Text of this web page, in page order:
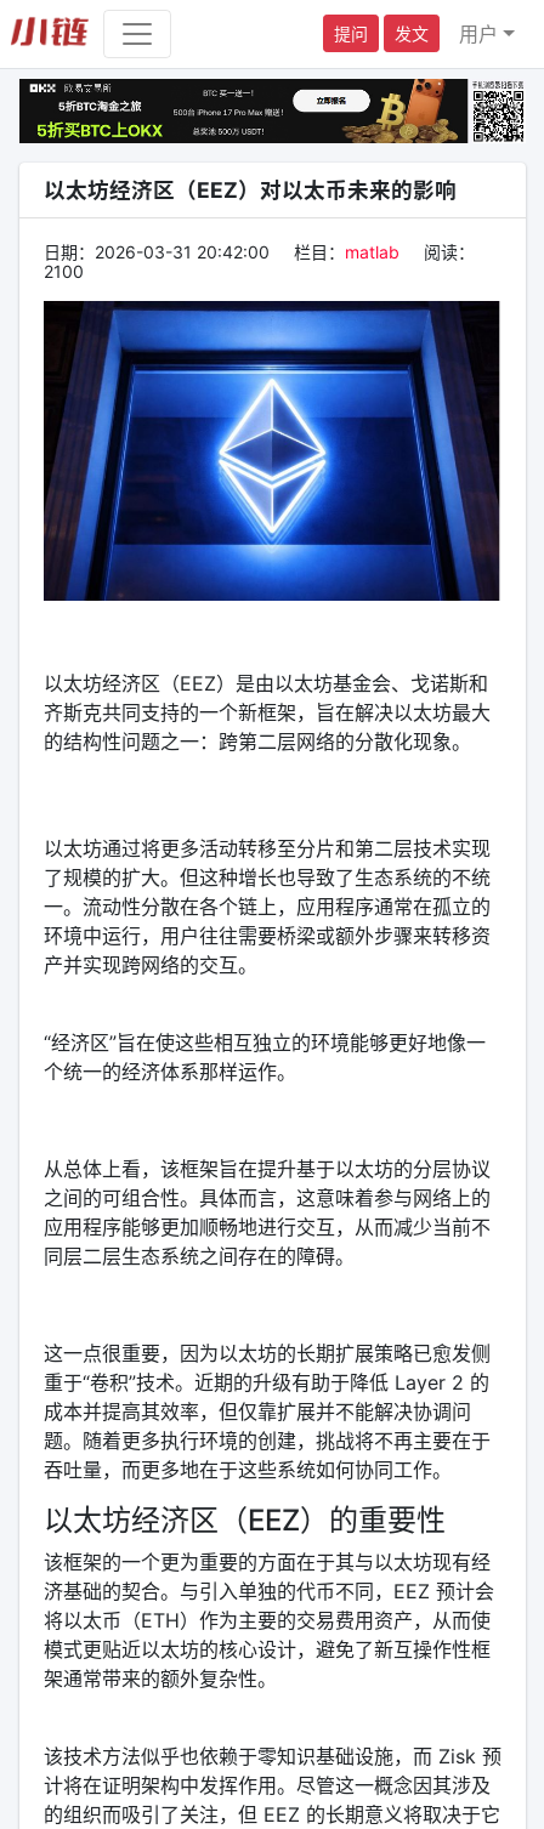
提问 发文 用户
以太坊经济区（EEZ）对以太币未来的影响
日期： 2026-03-31 20:42:00 栏目： matlab
阅读：
2100
以太坊经济区（EEZ）是由以太坊基金会、戈诺斯和
齐斯克共同支持的一个新框架，旨在解决以太坊最大
的结构性问题之一：跨第二层网络的分散化现象。
以太坊通过将更多活动转移至分片和第二层技术实现
了规模的扩大。但这种增长也导致了生态系统的不统
一。流动性分散在各个链上，应用程序通常在孤立的
环境中运行，用户往往需要桥梁或额外步骤来转移资
产并实现跨网络的交互。
“经济区”旨在使这些相互独立的环境能够更好地像一
个统一的经济体系那样运作。
从总体上看，该框架旨在提升基于以太坊的分层协议
之间的可组合性。具体而言，这意味着参与网络上的
应用程序能够更加顺畅地进行交互，从而减少当前不
同层二层生态系统之间存在的障碍。
这一点很重要，因为以太坊的长期扩展策略已愈发侧
重于“卷积”技术。近期的升级有助于降低 Layer 2 的
成本并提高其效率，但仅靠扩展并不能解决协调问
题。随着更多执行环境的创建，挑战将不再主要在于
吞吐量，而更多地在于这些系统如何协同工作。
以太坊经济区（EEZ）的重要性
该框架的一个更为重要的方面在于其与以太坊现有经
济基础的契合。与引入单独的代币不同，EEZ 预计会
将以太币（ETH）作为主要的交易费用资产，从而使
模式更贴近以太坊的核心设计，避免了新互操作性框
架通常带来的额外复杂性。
该技术方法似乎也依赖于零知识基础设施，而 Zisk 预
计将在证明架构中发挥作用。尽管这一概念因其涉及
的组织而吸引了关注，但 EEZ 的长期意义将取决于它